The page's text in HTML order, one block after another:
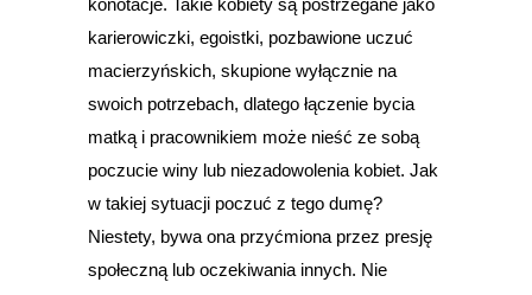
karierowiczki, egoistki, pozbawione uczuć
macierzyńskich, skupione wyłącznie na
swoich potrzebach, dlatego łączenie bycia
matką i pracownikiem może nieść ze sobą
poczucie winy lub niezadowolenia kobiet. Jak
w takiej sytuacji poczuć z tego dumę?
Niestety, bywa ona przyćmiona przez presję
społeczną lub oczekiwania innych. Nie